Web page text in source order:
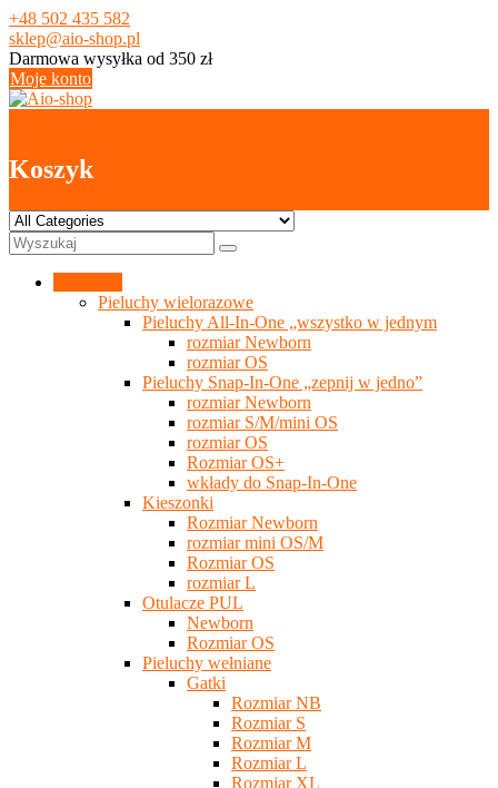
Skip
to
content
+48 502 435 582
sklep@aio-shop.pl
Darmowa wysyłka od 350 zł
Moje konto
Koszyk
Pieluchy wielorazowe
Pieluchy All-In-One „wszystko w jednym
rozmiar Newborn
rozmiar OS
Pieluchy Snap-In-One „zepnij w jedno”
rozmiar Newborn
rozmiar S/M/mini OS
rozmiar OS
Rozmiar OS+
wkłady do Snap-In-One
Kieszonki
Rozmiar Newborn
rozmiar mini OS/M
Rozmiar OS
rozmiar L
Otulacze PUL
Newborn
Rozmiar OS
Pieluchy wełniane
Gatki
Rozmiar NB
Rozmiar S
Rozmiar M
Rozmiar L
Rozmiar XL